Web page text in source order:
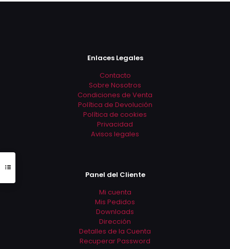
Enlaces Legales
Contacto
Sobre Nosotros
Condiciones de Venta
Política de Devolución
Política de cookies
Privacidad
Avisos legales
Panel del Cliente
Mi cuenta
Mis Pedidos
Downloads
Dirección
Detalles de la Cuenta
Recuperar Password